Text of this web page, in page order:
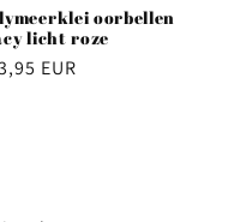
oorbellen
licht roze
EUR